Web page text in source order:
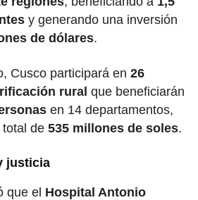
y generando una inversión
de dólares.
Cusco participará en 26
rural que beneficiarán
en 14 departamentos,
de 535 millones de soles.
justicia
que el Hospital Antonio